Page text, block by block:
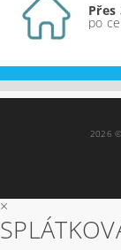
po
2026
×